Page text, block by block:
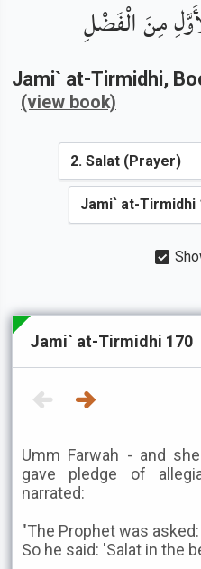
مِنَ الْفَضْلِ
Jami` at-Tirmidhi,
(view book)
Jami` at-Tirmidhi 170
Umm Farwah - and
gave pledge of
narrated:
"The Prophet was
So he said: 'Salat in the